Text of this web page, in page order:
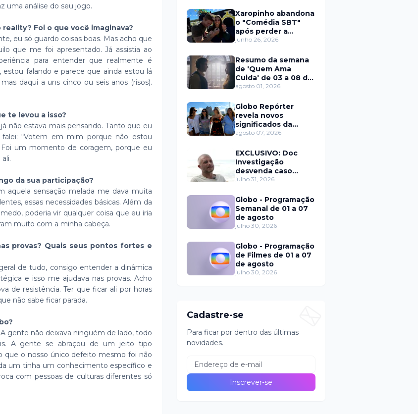
uma análise do seu jogo.
Foi o que você imaginava?
eu só guardo coisas boas. Mas acho que
que me foi apresentado. Já assistia ao
para entender que realmente é
falando e parece que ainda estou lá
daqui a uns cinco ou seis anos (risos).
te levou a isso?
não estava mais pensando. Tanto que eu
“Votem em mim porque não estou
um momento de coragem, porque eu
da sua participação?
aquela sensação melada me dava muita
essas necessidades básicas. Além da
poderia vir qualquer coisa que eu iria
muito com a minha cabeça.
provas? Quais seus pontos fortes e
de tudo, consigo entender a dinâmica
e isso me ajudava nas provas. Acho
de resistência. Ter que ficar ali por horas
não sabe ficar parada.
gente não deixava ninguém de lado, todo
A gente se abraçou de um jeito tipo
que o nosso único defeito mesmo foi não
um tinha um conhecimento específico e
com pessoas de culturas diferentes só
Xaropinho abandona
o "Comédia SBT"
após perder a
paciência com Sarro
junho 26, 2026
Resumo da semana
de 'Quem Ama
Cuida' de 03 a 08 de
agosto
agosto 01, 2026
Globo Repórter
revela novos
significados da
solteirice no Brasil e
nos relacionamentos
agosto 07, 2026
EXCLUSIVO: Doc
Investigação
desvenda caso
Eduardo Martins e
trás de fraude
internacional
julho 31, 2026
Globo - Programação
Semanal de 01 a 07
de agosto
julho 30, 2026
Globo - Programação
de Filmes de 01 a 07
de agosto
julho 30, 2026
Cadastre-se
Para ficar por dentro das últimas
novidades.